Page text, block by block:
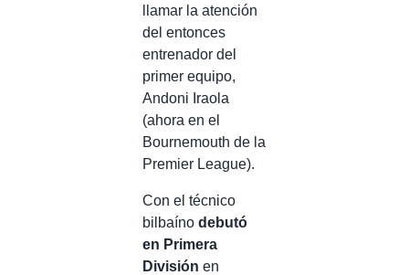
llamar la atención
del entonces
entrenador del
primer equipo,
Andoni Iraola
(ahora en el
Bournemouth de la
Premier League).
Con el técnico
bilbaíno debutó
en Primera
División en